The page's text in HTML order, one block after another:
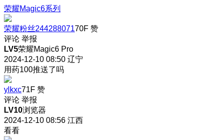
荣耀Magic6系列
荣耀粉丝24428807170F 赞
评论 举报
LV5荣耀Magic6 Pro
2024-12-10 08:50 辽宁
用药100推送了吗
ylkxc71F 赞
评论 举报
LV10浏览器
2024-12-10 08:56 江西
看看